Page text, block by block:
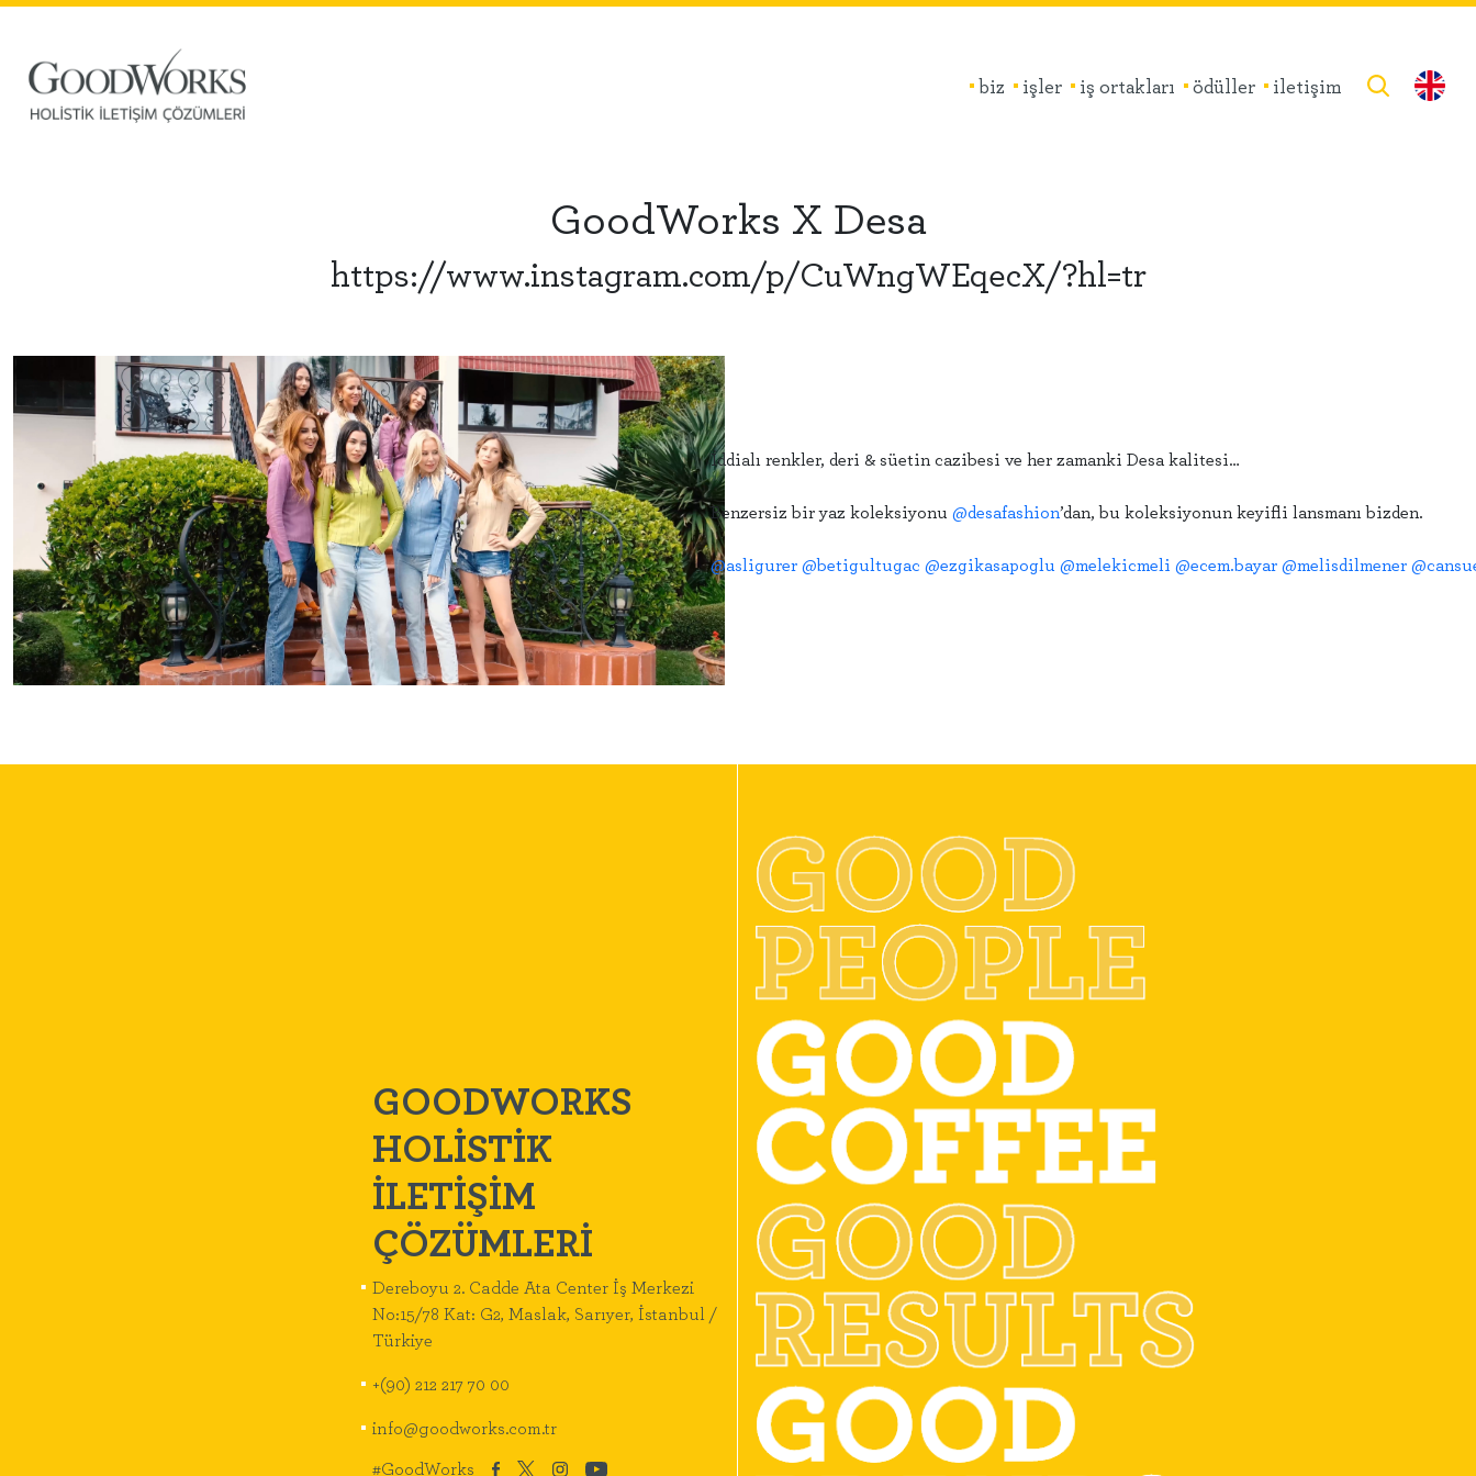
biz işler iş ortakları ödüller iletişim
GoodWorks X Desa
https://www.instagram.com/p/CuWngWEqecX/?hl=tr
İddialı renkler, deri & süetin cazibesi ve her zamanki Desa kalitesi…
Benzersiz bir yaz koleksiyonu @desafashion’dan, bu koleksiyonun keyifli lansmanı bizden.
@asligurer @betigultugac @ezgikasapoglu @melekicmeli @ecem.bayar @melisdilmener
GOODWORKS
HOLİSTİK
İLETİŞİM
ÇÖZÜMLERİ
Dereboyu 2. Cadde Ata Center İş Merkezi
No:15/78 Kat: G2, Maslak, Sarıyer, İstanbul /
Türkiye
+(90) 212 217 70 00
info@goodworks.com.tr
#GoodWorks